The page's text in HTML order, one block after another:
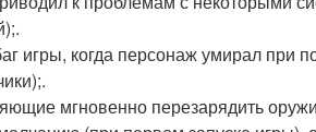
игры, когда персонаж умирал при
мгновенно перезарядить